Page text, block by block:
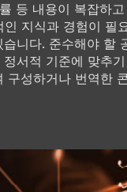
등 내용이 복잡하
지식과 경험이 필
니다. 준수해야 할
서적 기준에 맞추
구성하거나 번역한